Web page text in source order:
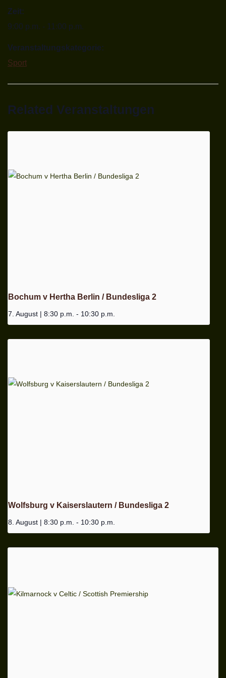
Zeit:
9:00 p.m. - 11:00 p.m.
Veranstaltungskategorie:
Sport
Related Veranstaltungen
Bochum v Hertha Berlin / Bundesliga 2
7. August | 8:30 p.m. - 10:30 p.m.
Wolfsburg v Kaiserslautern / Bundesliga 2
8. August | 8:30 p.m. - 10:30 p.m.